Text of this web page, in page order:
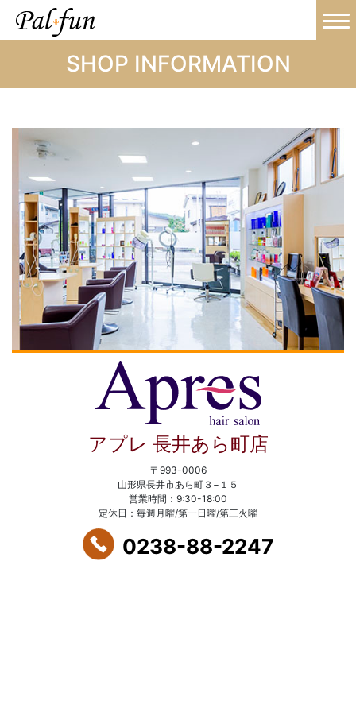
SHOP INFORMATION
アプレ 長井あら町店
〒993-0006
山形県長井市あら町３−１５
営業時間：9:30-18:00
定休日：毎週月曜/第一日曜/第三火曜
0238-88-2247